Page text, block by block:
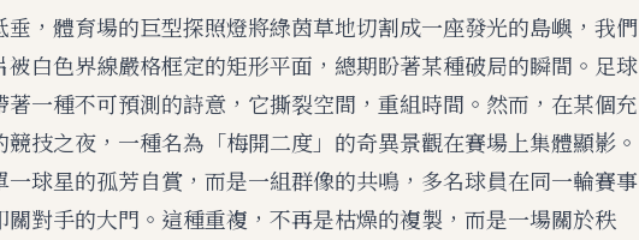
垂，體育場的巨型探照燈將綠茵草地切割成一座發光的島嶼，我們
被白色界線嚴格框定的矩形平面，總期盼著某種破局的瞬間。足球
著一種不可預測的詩意，它撕裂空間，重組時間。然而，在某個充
競技之夜，一種名為「梅開二度」的奇異景觀在賽場上集體顯影。
一球星的孤芳自賞，而是一組群像的共鳴，多名球員在同一輪賽事
關對手的大門。這種重複，不再是枯燥的複製，而是一場關於秩